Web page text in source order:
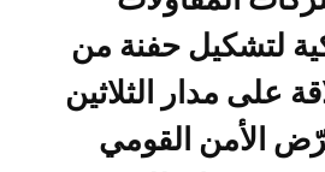
لتشكيل حفنة من
على مدار الثلاثين
الأمن القومي